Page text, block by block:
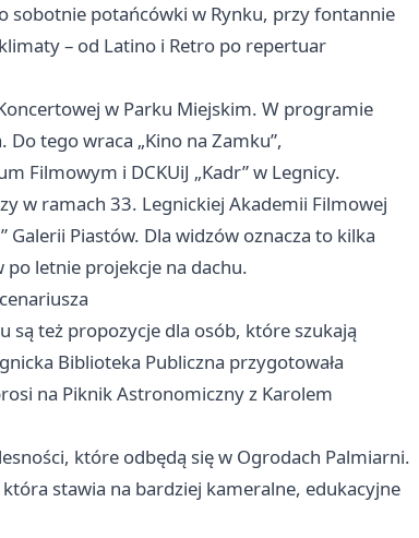
sobotnie potańcówki w Rynku, przy fontannie
– od Latino i Retro po repertuar
w Parku Miejskim. W programie
tego wraca „Kino na Zamku”,
Filmowym i DCKUiJ „Kadr” w Legnicy.
w ramach 33. Legnickiej Akademii Filmowej
Galerii Piastów. Dla widzów oznacza to kilka
letnie projekcje na dachu.
są też propozycje dla osób, które szukają
Biblioteka Publiczna przygotowała
na Piknik Astronomiczny z Karolem
które odbędą się w Ogrodach Palmiarni.
stawia na bardziej kameralne, edukacyjne